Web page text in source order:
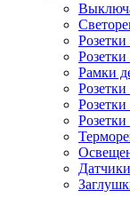
Розетки
Рамки
Розетки